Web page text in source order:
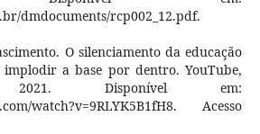
dmdocuments/rcp002_12.pdf.
O silenciamento da educação
implodir a base por dentro. YouTube,
Disponível em:
watch?v=9RLYK5B1fH8. Acesso